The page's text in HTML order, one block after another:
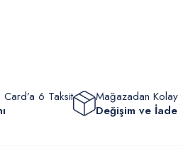
Card’a 6 Taksit
Mağazadan Kolay
Değişim ve İade